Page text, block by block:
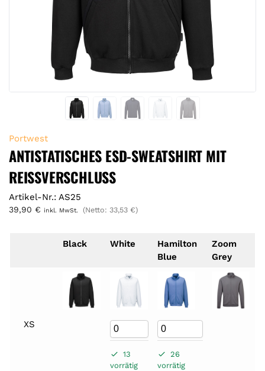
Portwest
ANTISTATISCHES ESD-SWEATSHIRT MIT
REISSVERSCHLUSS
Artikel-Nr.: AS25
39,90 € inkl. MwSt. (Netto: 33,53 €)
Black White
Hamilton
Blue
Zoom
Grey
XS
13
vorrätig
26
vorrätig